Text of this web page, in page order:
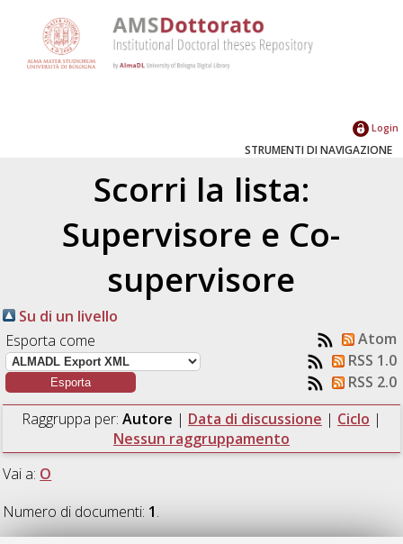
Login
STRUMENTI DI NAVIGAZIONE
Scorri la lista:
Supervisore e Co-
supervisore
Su di un livello
Esporta come
Atom
RSS 1.0
RSS 2.0
Raggruppa per: Autore | Data di discussione | Ciclo |
Nessun raggruppamento
Vai a: O
Numero di documenti: 1.